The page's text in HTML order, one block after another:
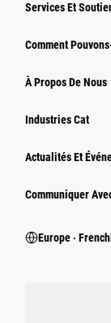
Services Et
Comment
À Propos De Nous
Industries Cat
Actualités Et
Communiquer
Europe ‧ French